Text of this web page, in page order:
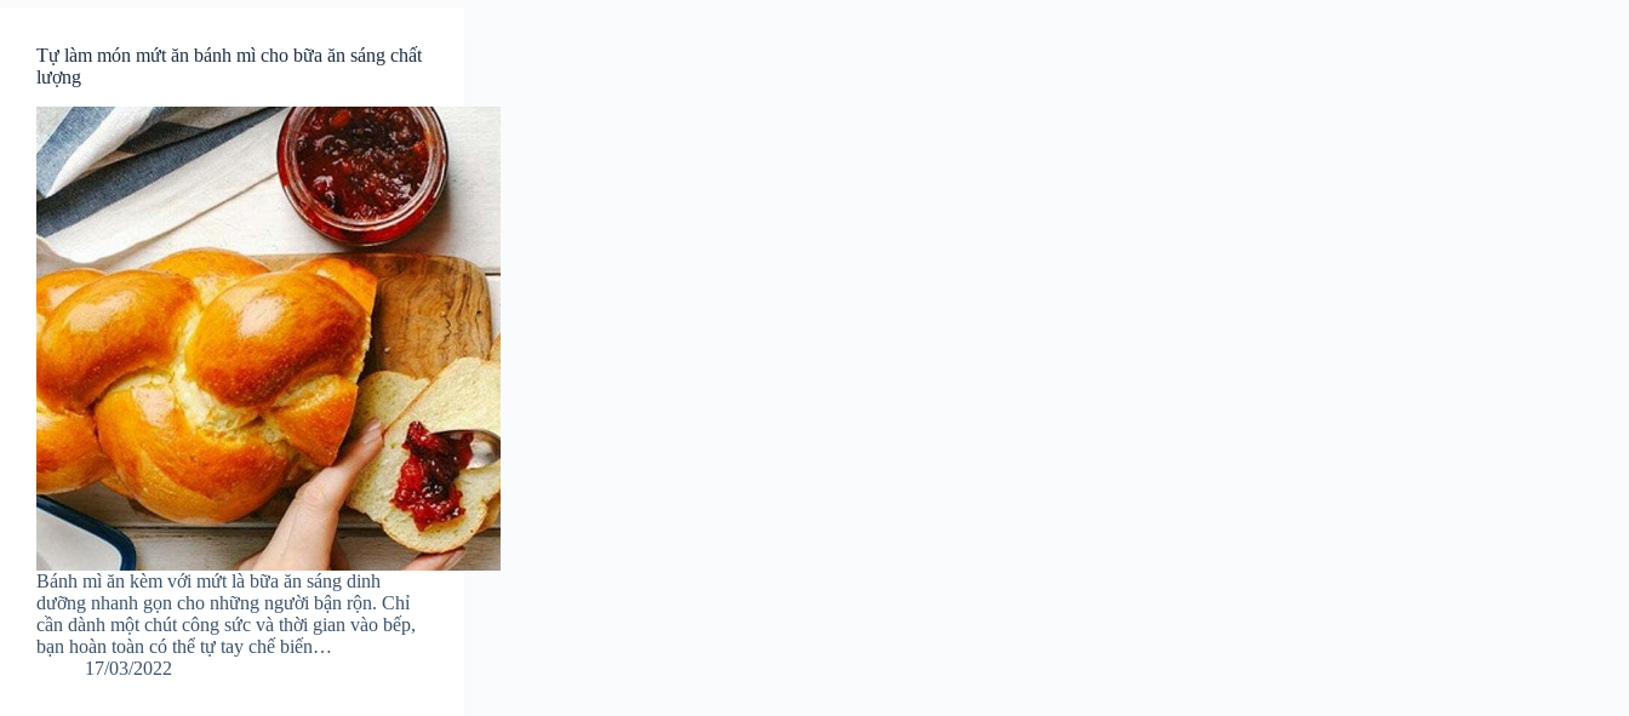
Tự làm món mứt ăn bánh mì cho bữa ăn sáng chất
lượng
Bánh mì ăn kèm với mứt là bữa ăn sáng dinh
dưỡng nhanh gọn cho những người bận rộn. Chỉ
cần dành một chút công sức và thời gian vào bếp,
bạn hoàn toàn có thể tự tay chế biến…
17/03/2022